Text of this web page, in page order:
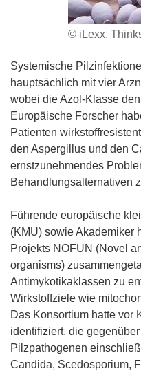
© iLexx,
Systemische
hauptsächlich mit vier
wobei die Azol-Klasse
Europäische Forscher
Patienten
den Aspergillus und den
ernstzunehmendes
Behandlungsalternativen
Führende europäische
(KMU) sowie Akademiker
Projekts NOFUN (Novel
organisms)
Antimykotikaklassen zu
Wirkstoffziele wie
Das Konsortium hatte vor
identifiziert, die
Pilzpathogenen
Candida, Scedosporium,